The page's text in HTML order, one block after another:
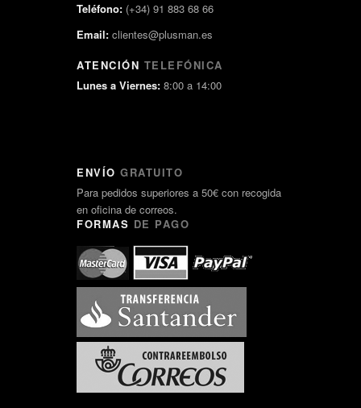
Teléfono: (+34) 91 883 68 66
Email: clientes@plusman.es
ATENCIÓN TELEFÓNICA
Lunes a Viernes: 8:00 a 14:00
ENVÍO GRATUITO
Para pedidos superiores a 50€ con recogida
en oficina de correos.
FORMAS DE PAGO